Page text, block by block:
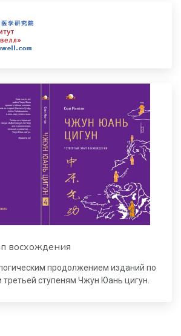
восхождения
продолжением изданий по
третьей ступеням Чжун Юань цигун.